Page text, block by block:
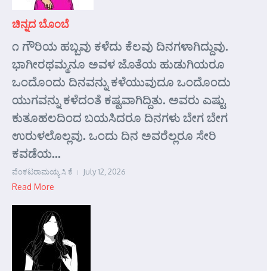
ಚಿನ್ನದ ಬೊಂಬೆ
೧ ಗೌರಿಯ ಹಬ್ಬವು ಕಳೆದು ಕೆಲವು ದಿನಗಳಾಗಿದ್ದುವು.
ಭಾಗೀರಥಮ್ಮನೂ ಅವಳ ಜೊತೆಯ ಹುಡುಗಿಯರೂ
ಒಂದೊಂದು ದಿನವನ್ನು ಕಳೆಯುವುದೂ ಒಂದೊಂದು
ಯುಗವನ್ನು ಕಳೆದಂತೆ ಕಷ್ಟವಾಗಿದ್ದಿತು. ಅವರು ಎಷ್ಟು
ಕುತೂಹಲದಿಂದ ಬಯಸಿದರೂ ದಿನಗಳು ಬೇಗ ಬೇಗ
ಉರುಳಲೊಲ್ಲವು. ಒಂದು ದಿನ ಅವರೆಲ್ಲರೂ ಸೇರಿ
ಕವಡೆಯ...
ವೆಂಕಟರಾಮಯ್ಯ ಸಿ ಕೆ July 12, 2026
Read More